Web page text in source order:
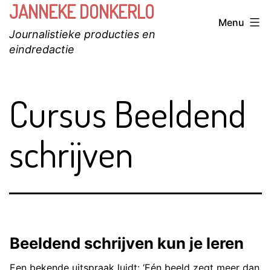
de
inhoud
JANNEKE DONKERLO
Journalistieke producties en
eindredactie
Menu
Cursus Beeldend
schrijven
Beeldend schrijven kun je leren